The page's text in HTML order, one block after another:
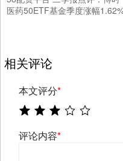
医药50ETF基金季度涨幅
相关评论
本文评分*
评论内容*